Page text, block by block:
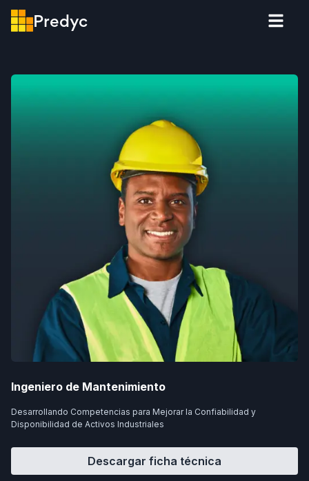
Predyc
Ingeniero de Mantenimiento
Desarrollando Competencias para Mejorar la Confiabilidad y
Disponibilidad de Activos Industriales
Descargar ficha técnica